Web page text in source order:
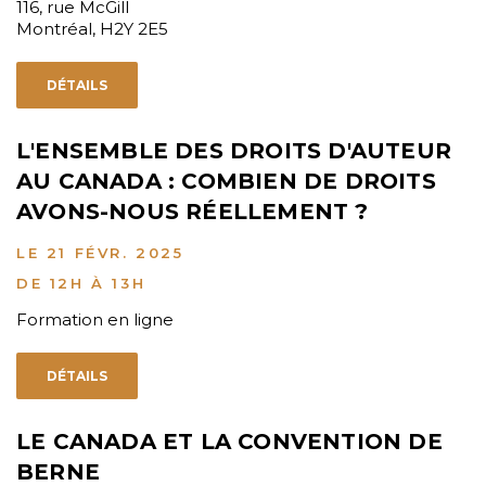
116, rue McGill
Montréal, H2Y 2E5
DÉTAILS
L'ENSEMBLE DES DROITS D'AUTEUR
AU CANADA : COMBIEN DE DROITS
AVONS-NOUS RÉELLEMENT ?
LE 21 FÉVR. 2025
DE 12H À 13H
Formation en ligne
DÉTAILS
LE CANADA ET LA CONVENTION DE
BERNE